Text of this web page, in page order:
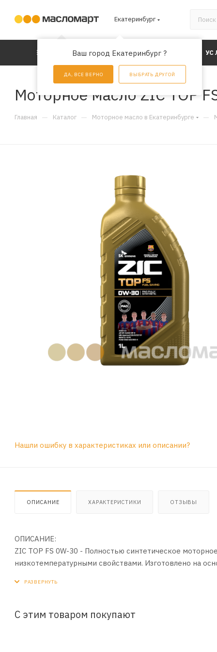
Екатеринбург
Ваш город Екатеринбург ?
ДА, ВСЕ ВЕРНО ВЫБРАТЬ ДРУГОЙ
КАТАЛОГ АКЦИИ
Моторное масло ZIC TOP
Главная — Каталог — Моторное масло в Екатеринбурге —
Нашли ошибку в характеристиках или описании?
ОПИСАНИЕ ХАРАКТЕРИСТИКИ ОТЗЫВЫ
ОПИСАНИЕ:
ZIC TOP FS 0W-30 - Полностью синтетическое
низкотемпературными свойствами. Изготовлено на
Для современных бензиновых двигателей, в том
С этим товаром покупают